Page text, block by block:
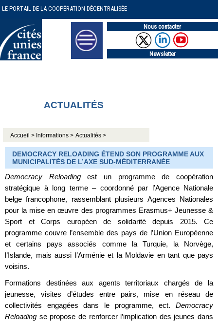
LE PORTAIL DE LA COOPÉRATION DÉCENTRALISÉE
Nous contacter
Newsletter
ACTUALITÉS
Accueil > Informations > Actualités >
DEMOCRACY RELOADING ÉTEND SON PROGRAMME AUX
MUNICIPALITÉS DE L’AXE SUD-MÉDITERRANÉE
Democracy Reloadingest un programme de coopération
stratégique à long terme – coordonné par l’Agence Nationale
belge francophone, rassemblant plusieurs Agences Nationales
pour la mise en œuvre des programmes Erasmus+ Jeunesse &
Sport et Corps européen de solidarité depuis 2015. Ce
programme couvre l’ensemble des pays de l’Union Européenne
et certains pays associés comme la Turquie, la Norvège,
l’Islande, mais aussi l’Arménie et la Moldavie en tant que pays
voisins.
Formations destinées aux agents territoriaux chargés de la
jeunesse, visites d’études entre pairs, mise en réseau de
collectivités engagées dans le programme, ect. Democracy
Reloading se propose de renforcer l’implication des jeunes dans